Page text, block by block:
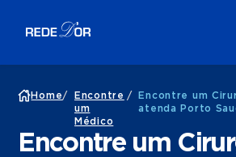
Home/
Encontre
um
Médico
/
Encontre um
atenda Porto
Encontre um